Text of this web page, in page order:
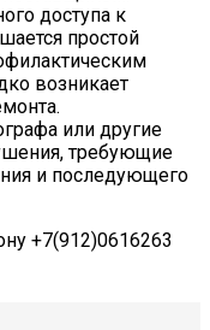
доступа к
простой
возникает
или другие
требующие
и последующего
+7(912)0616263